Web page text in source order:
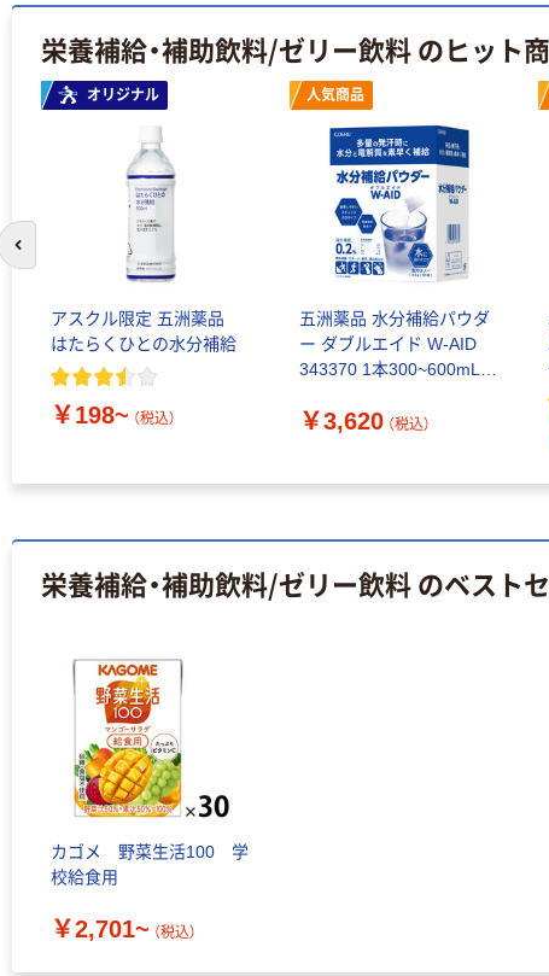
栄養補給・補助飲料/ゼリー飲料 のヒット
オリジナル
アスクル限定 五洲薬品
はたらくひとの水分補給
￥198~ （税込）
人気商品
五洲薬品 水分補給パウダ
ー ダブルエイド W-AID
343370 1本300~600mL用
￥3,620 （税込）
栄養補給・補助飲料/ゼリー飲料 のベスト
カゴメ 野菜生活100 学
校給食用
￥2,701~ （税込）
￥458~
本気プライス
トイレットペー
パー シングル
120ｍ 再生紙
100% 6ロール
リサイクル100
芯あり FSC認
￥470~ （税込）
期間限定価格
スチックグロー
ブ 薄手 粉な
し（パウダーフ
￥298~
￥140~ （税込）
人気商品
サントリー 天然
水 ミネラルウォ
ーター ペットボ
トル
￥686~ （税込）
本気プライス
ファーストレイ
ト ホワイト紙コ
ップ